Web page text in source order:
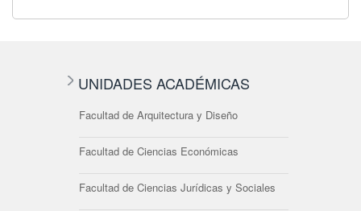
UNIDADES ACADÉMICAS
Facultad de Arquitectura y Diseño
Facultad de Ciencias Económicas
Facultad de Ciencias Jurídicas y Sociales